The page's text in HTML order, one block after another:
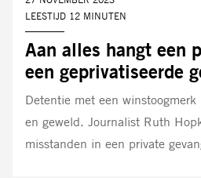
Aan alles hangt een
een geprivatiseerde
LEESTIJD 12 MINUTEN
Detentie met een
en geweld. Journalist Ruth
misstanden in een private